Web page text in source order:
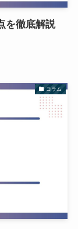
を徹底解説
コラム